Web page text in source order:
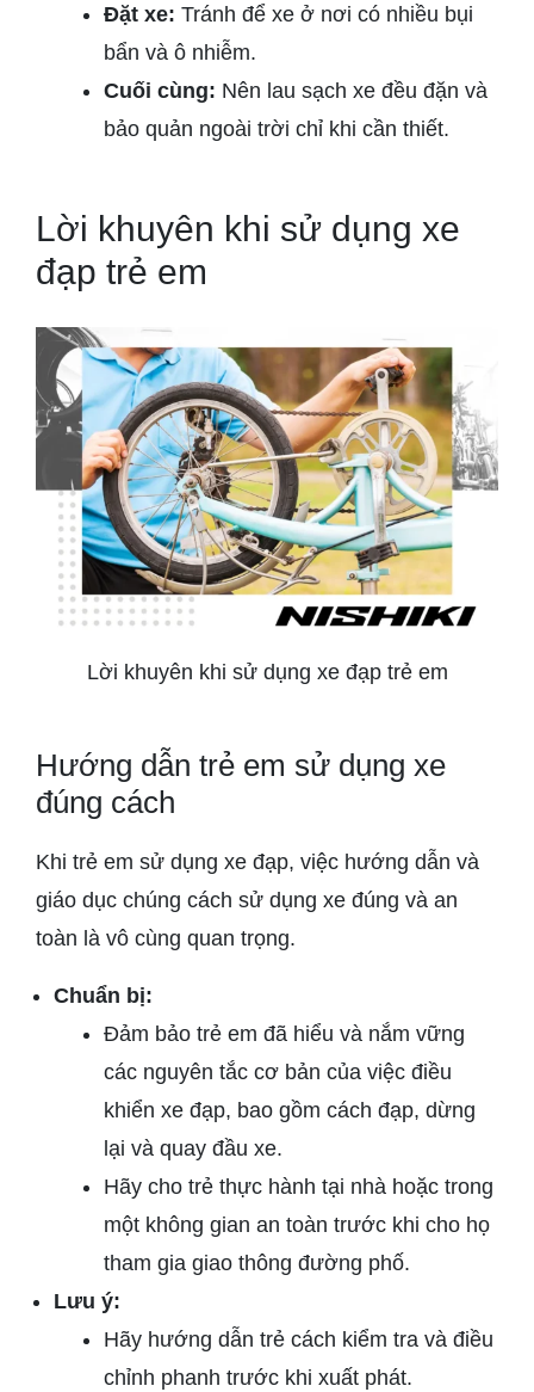
Đặt xe: Tránh để xe ở nơi có nhiều bụi
bẩn và ô nhiễm.
Cuối cùng: Nên lau sạch xe đều đặn và
bảo quản ngoài trời chỉ khi cần thiết.
Lời khuyên khi sử dụng xe
đạp trẻ em
Lời khuyên khi sử dụng xe đạp trẻ em
Hướng dẫn trẻ em sử dụng xe
đúng cách
Khi trẻ em sử dụng xe đạp, việc hướng dẫn và
giáo dục chúng cách sử dụng xe đúng và an
toàn là vô cùng quan trọng.
Chuẩn bị:
Đảm bảo trẻ em đã hiểu và nắm vững
các nguyên tắc cơ bản của việc điều
khiển xe đạp, bao gồm cách đạp, dừng
lại và quay đầu xe.
Hãy cho trẻ thực hành tại nhà hoặc trong
một không gian an toàn trước khi cho họ
tham gia giao thông đường phố.
Lưu ý:
Hãy hướng dẫn trẻ cách kiểm tra và điều
chỉnh phanh trước khi xuất phát.